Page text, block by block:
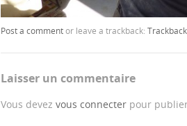
Post a commentor leave a trackback:
Laisser un commentaire
Vous devez vous connecter pour